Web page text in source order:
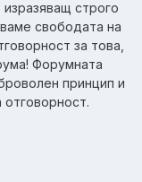
строго
свободата на
за това,
Форумната
принцип и